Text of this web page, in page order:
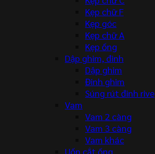
Kẹp chữ F
Kẹp góc
Kẹp chữ A
Kẹp ống
Dập ghim, đinh
Dập ghim
Đinh ghim
Súng rút đinh rive
Vam
Vam 2 càng
Vam 3 càng
Vam khác
Uốn cắt ống